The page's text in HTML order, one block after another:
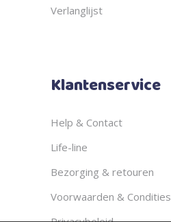
Verlanglijst
Klantenservice
Help & Contact
Life-line
Bezorging & retouren
Voorwaarden & Condities